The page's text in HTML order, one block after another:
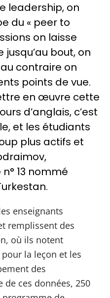
leadership, on
du « peer to
on laisse
jusqu’au bout, on
contraire on
points de vue.
en œuvre cette
d’anglais, c’est
et les étudiants
plus actifs et
13 nommé
enseignants
remplissent des
où ils notent
la leçon et les
des
de ces données, 250